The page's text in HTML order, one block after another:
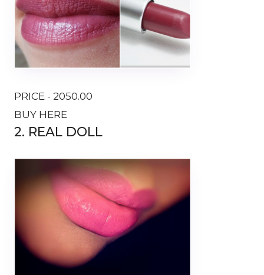
PRICE - 2050.00
BUY HERE
2. REAL DOLL